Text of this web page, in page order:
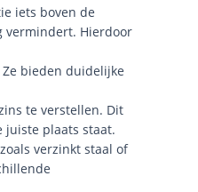
iets boven de
vermindert. Hierdoor
bieden duidelijke
te verstellen. Dit
juiste plaats staat.
verzinkt staal of